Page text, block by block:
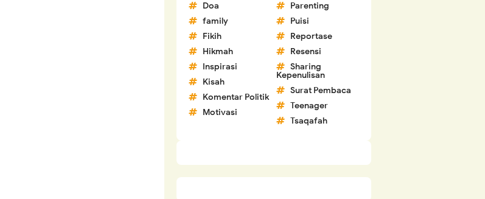
Doa
family
Fikih
Hikmah
Inspirasi
Kisah
Komentar Politik
Motivasi
Parenting
Puisi
Reportase
Resensi
Sharing
Kepenulisan
Surat Pembaca
Teenager
Tsaqafah